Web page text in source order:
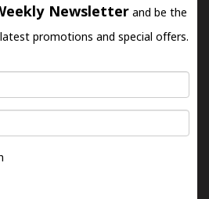
Newsletter and be the
promotions and special offers.